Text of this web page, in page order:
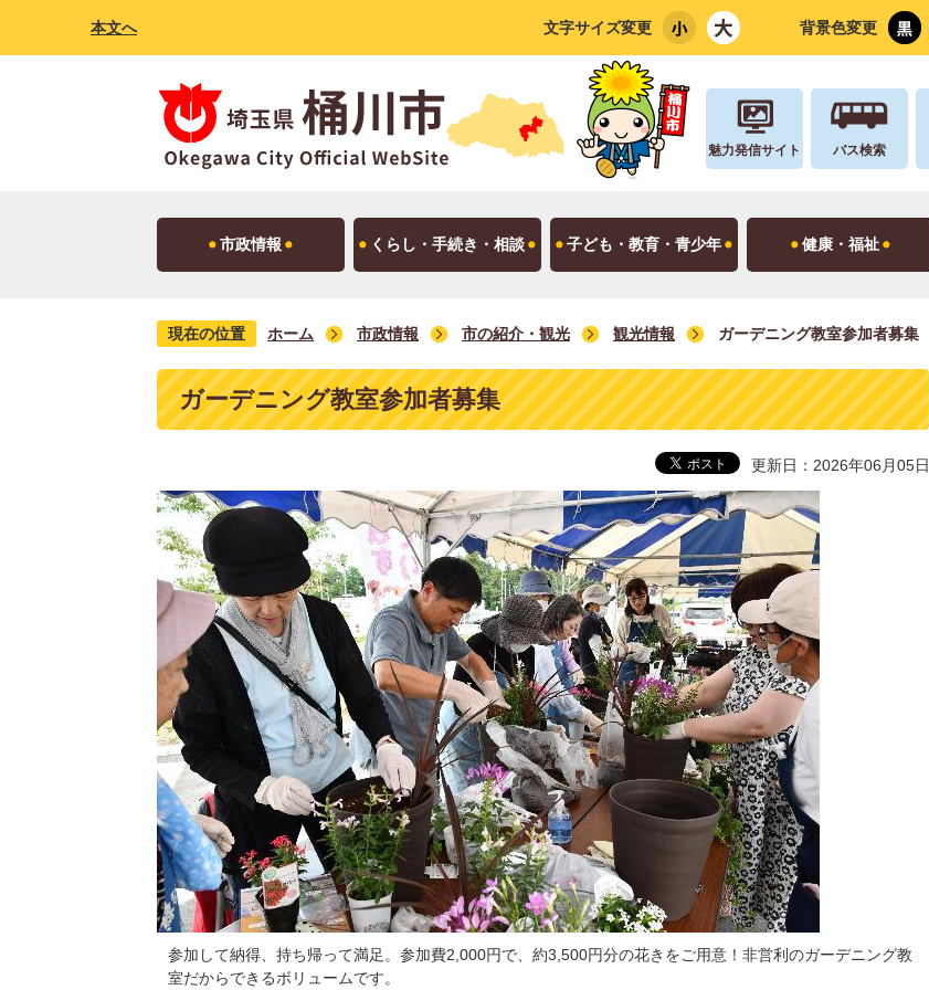
本文へ 文字サイズ変更 背景色変更
魅力発信サイト バス検索
市政情報 くらし・手続き・相談 子ども・教育・青少年 健康・福祉
現在の位置 ホーム 市政情報 市の紹介・観光 観光情報 ガーデニング教室参加者募集
ガーデニング教室参加者募集
更新日：2026年06月05日
参加して納得、持ち帰って満足。参加費2,000円で、約3,500円分の花きをご用意！非営利のガーデニング教
室だからできるボリュームです。